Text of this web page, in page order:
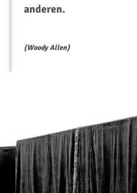
anderen.
(Woody Allen)